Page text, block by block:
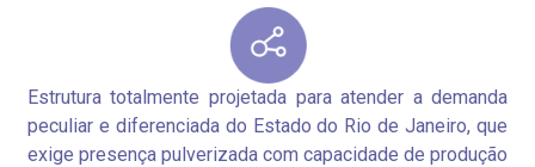
Estrutura totalmente projetada para atender a demanda
peculiar e diferenciada do Estado do Rio de Janeiro, que
exige presença pulverizada com capacidade de produção